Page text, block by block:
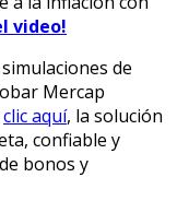
video!
de
Mercap
clic aquí, la solución
confiable y
bonos y